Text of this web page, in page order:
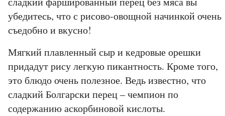
убедитесь, что с рисово-овощной начинкой очень
съедобно и вкусно!
Мягкий плавленный сыр и кедровые орешки
придадут рису легкую пикантность. Кроме того,
это блюдо очень полезное. Ведь известно, что
сладкий Болгарски перец – чемпион по
содержанию аскорбиновой кислоты.